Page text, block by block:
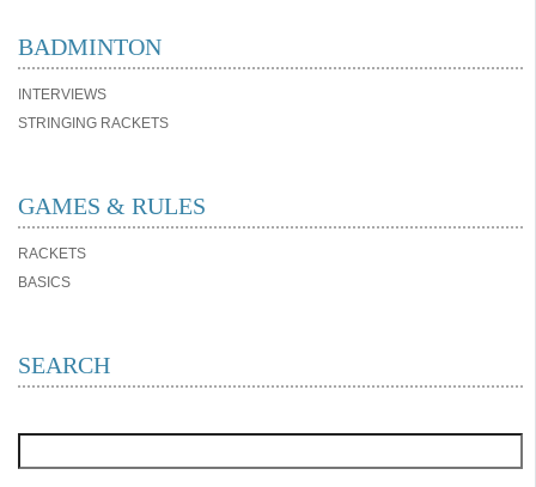
BADMINTON
INTERVIEWS
STRINGING RACKETS
GAMES & RULES
RACKETS
BASICS
SEARCH